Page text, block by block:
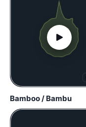
Bamboo / Bambu